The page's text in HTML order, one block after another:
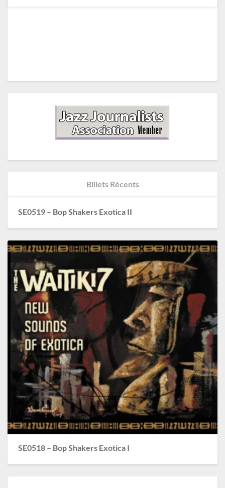
Billets Récents
SE0519 – Bop Shakers Exotica II
SE0518 – Bop Shakers Exotica I